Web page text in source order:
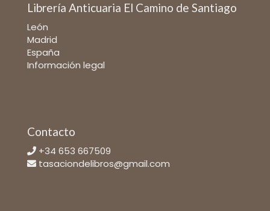
Librería Anticuaria El Camino de Santiago
León
Madrid
España
Información legal
Contacto
+34 653 667509
tasaciondelibros@gmail.com